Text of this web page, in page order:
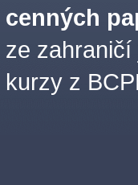
cenných
ze zahraničí
kurzy z